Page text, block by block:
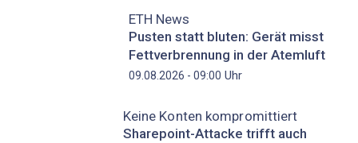
ETH News
Pusten statt bluten: Gerät misst
Fettverbrennung in der Atemluft
09.08.2026 - 09:00 Uhr
Keine Konten kompromittiert
Sharepoint-Attacke trifft auch